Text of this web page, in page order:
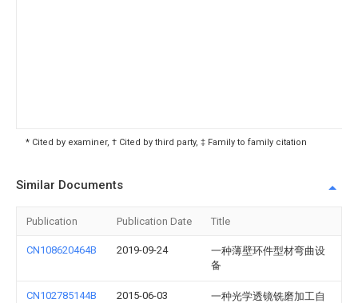
* Cited by examiner, † Cited by third party, ‡ Family to family citation
Similar Documents
Publication Publication Date Title
CN108620464B 2019-09-24
一种薄壁环件型材弯曲设
备
CN102785144B 2015-06-03
一种光学透镜铣磨加工自